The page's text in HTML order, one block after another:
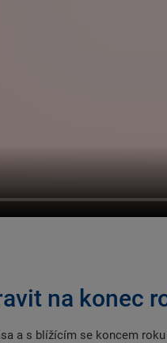
na konec
a s blížícím se koncem